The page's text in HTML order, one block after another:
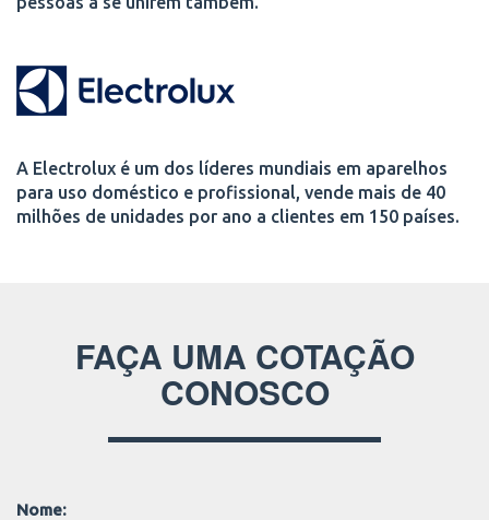
A Electrolux é um dos líderes mundiais em aparelhos
para uso doméstico e profissional, vende mais de 40
milhões de unidades por ano a clientes em 150 países.
FAÇA UMA COTAÇÃO
CONOSCO
Nome: